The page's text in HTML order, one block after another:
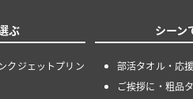
ぶ
クジェットプリン
シーン
部活タオル・応
ご挨拶に・粗品